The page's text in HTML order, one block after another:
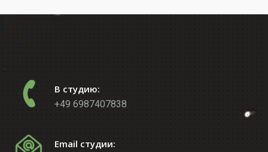
В студию:
+49 6987407838
Email студии: